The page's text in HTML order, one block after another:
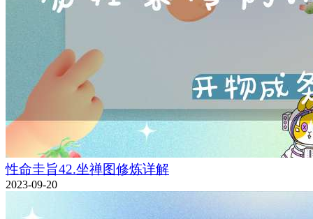
性命圭旨42.坐禅图修炼详解
2023-09-20